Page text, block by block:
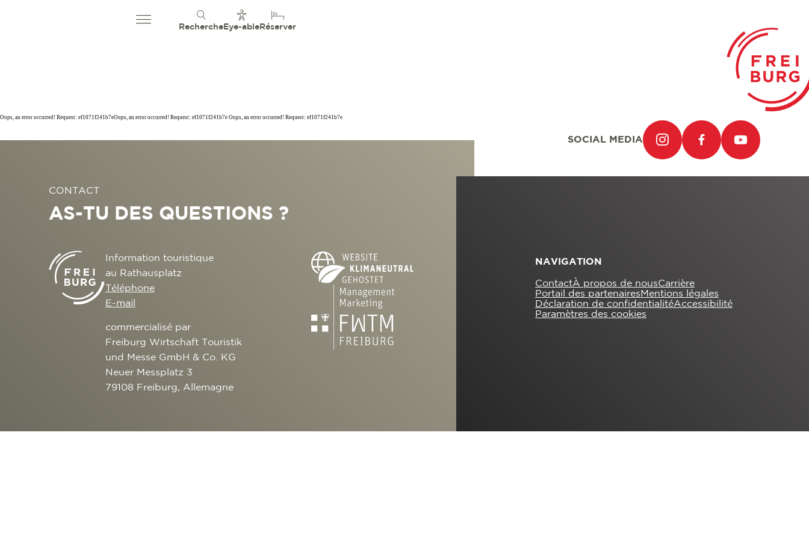
Recherche Eye-able Réserver
Oops, an error occurred! Request: ef1071f241b7eOops, an error occurred! Request: ef1071f241b7e Oops, an error occurred! Request: ef1071f241b7e
SOCIAL MEDIA
CONTACT
AS-TU DES QUESTIONS ?
Information touristique
au Rathausplatz
Téléphone
E-mail
commercialisé par
Freiburg Wirtschaft Touristik
und Messe GmbH & Co. KG
Neuer Messplatz 3
79108 Freiburg, Allemagne
NAVIGATION
ContactÀ propos de nousCarrière
Portail des partenaires Mentions légales
Déclaration de confidentialitéAccessibilité
Paramètres des cookies